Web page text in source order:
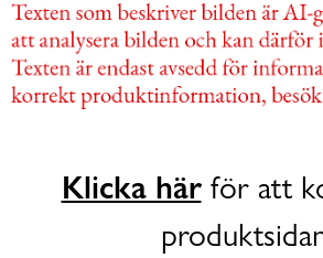
Klicka härför att